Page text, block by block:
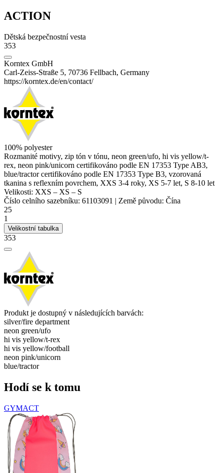
ACTION
Dětská bezpečnostní vesta
353
Korntex GmbH
Carl-Zeiss-Straße 5, 70736 Fellbach, Germany
https://korntex.de/en/contact/
100% polyester
Rozmanité motivy, zip tón v tónu, neon green/ufo, hi vis yellow/t-
rex, neon pink/unicorn certifikováno podle EN 17353 Type AB3,
blue/tractor certifikováno podle EN 17353 Type B3, vzorovaná
tkanina s reflexním povrchem, XXS 3-4 roky, XS 5-7 let, S 8-10 let
Velikosti: XXS – XS – S
Číslo celního sazebníku: 61103091 | Země původu: Čína
25
1
Velikostní tabulka
353
Produkt je dostupný v následujících barvách:
silver/​fire department
neon green/​ufo
hi vis yellow/​t-rex
hi vis yellow/​football
neon pink/​unicorn
blue/​tractor
Hodí se k tomu
GYMACT